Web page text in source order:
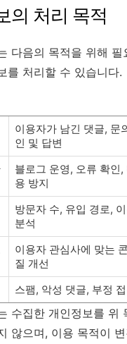
의 처리 목적
다음의 목적을 위해 필
를 처리할 수 있습니다.
이용자가 남긴 댓글, 문
인 및 답변
블로그 운영, 오류 확인,
용 방지
방문자 수, 유입 경로,
분석
이용자 관심사에 맞는
질 개선
스팸, 악성 댓글, 부정
수집한 개인정보를 위
않으며, 이용 목적이